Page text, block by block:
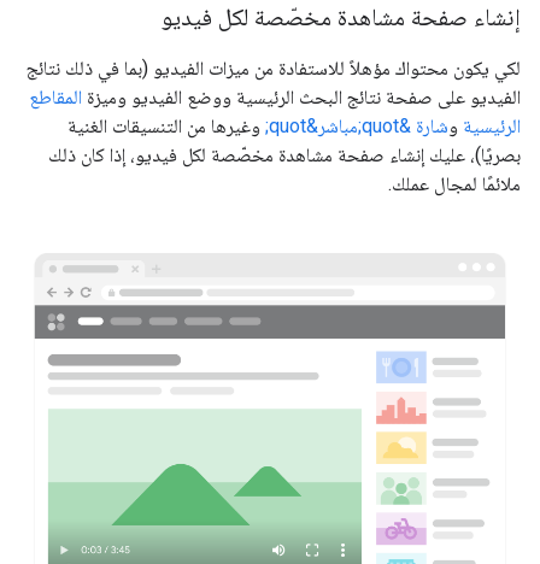
إنشاء صفحة مشاهدة مخصّصة لكل فيديو
لكي يكون محتواك مؤهلاً للاستفادة من ميزات الفيديو (بما في ذلك نتائج
الفيديو على صفحة نتائج البحث الرئيسية ووضع الفيديو وميزة المقاطع
الرئيسية وشارة &quot;مباشر&quot;
وغيرها من التنسيقات الغنية
بصريًا)، عليك إنشاء صفحة مشاهدة مخصّصة لكل فيديو، إذا كان ذلك
ملائمًا لمجال عملك.